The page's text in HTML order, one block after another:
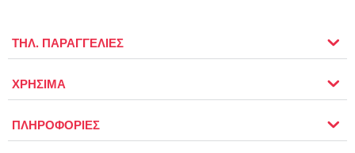
ΤΗΛ. ΠΑΡΑΓΓΕΛΙΕΣ
ΧΡΗΣΙΜΑ
ΠΛΗΡΟΦΟΡΙΕΣ